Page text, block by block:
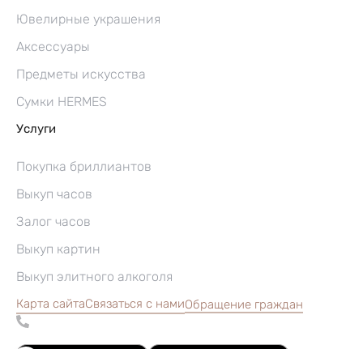
Ювелирные украшения
Аксессуары
Предметы искусства
Сумки HERMES
Услуги
Покупка бриллиантов
Выкуп часов
Залог часов
Выкуп картин
Выкуп элитного алкоголя
Карта сайтаСвязаться с намиОбращение граждан